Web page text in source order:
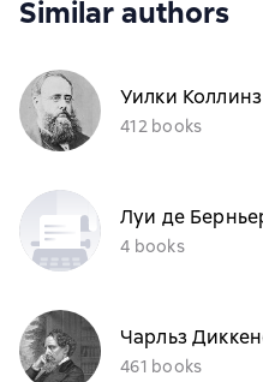
Similar authors
Уилки Коллинз
412 books
Луи де
4 books
Чарльз
461 books